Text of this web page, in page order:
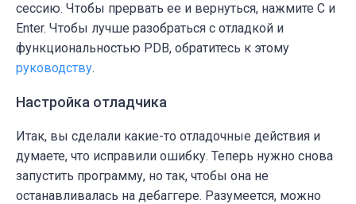
сессию. Чтобы прервать ее и вернуться, нажмите C и
Enter. Чтобы лучше разобраться с отладкой и
функциональностью PDB, обратитесь к этому
руководству.
Настройка отладчика
Итак, вы сделали какие-то отладочные действия и
думаете, что исправили ошибку. Теперь нужно снова
запустить программу, но так, чтобы она не
останавливалась на дебаггере. Разумеется, можно